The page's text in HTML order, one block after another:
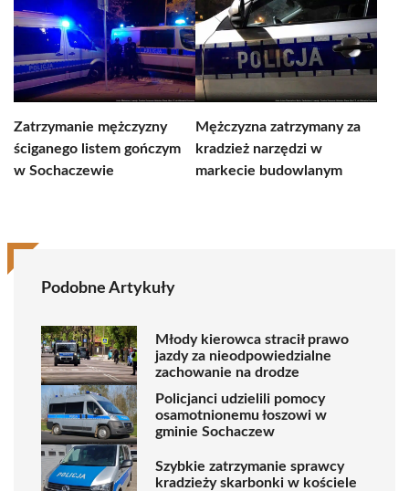
Zatrzymanie mężczyzny
ściganego listem gończym
w Sochaczewie
Mężczyzna zatrzymany za
kradzież narzędzi w
markecie budowlanym
Podobne Artykuły
Młody kierowca stracił prawo
jazdy za nieodpowiedzialne
zachowanie na drodze
Policjanci udzielili pomocy
osamotnionemu łoszowi w
gminie Sochaczew
Szybkie zatrzymanie sprawcy
kradzieży skarbonki w kościele